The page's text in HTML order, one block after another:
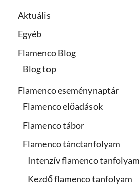
Aktuális
Egyéb
Flamenco Blog
Blog top
Flamenco eseménynaptár
Flamenco előadások
Flamenco tábor
Flamenco tánctanfolyam
Intenzív flamenco tanfolyam
Kezdő flamenco tanfolyam